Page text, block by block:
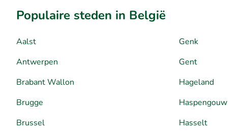
Populaire steden in België
Aalst
Antwerpen
Brabant Wallon
Brugge
Brussel
Genk
Gent
Hageland
Haspengouw
Hasselt